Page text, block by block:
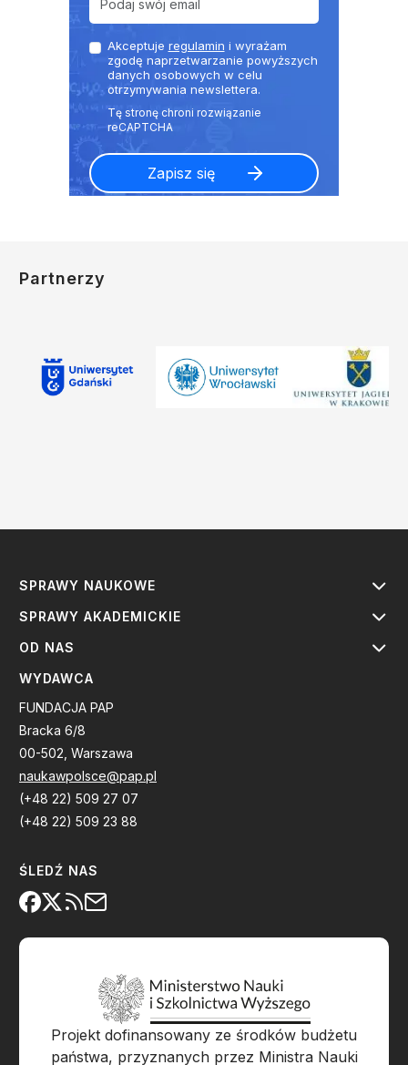
Akceptuje regulamin i wyrażam
zgodę naprzetwarzanie powyższych
danych osobowych w celu
otrzymywania newslettera.
Partnerzy
SPRAWY NAUKOWE
SPRAWY AKADEMICKIE
OD NAS
WYDAWCA
FUNDACJA PAP
Bracka 6/8
00-502, Warszawa
naukawpolsce@pap.pl
(+48 22) 509 27 07
(+48 22) 509 23 88
ŚLEDŹ NAS
Projekt dofinansowany ze środków budżetu
państwa, przyznanych przez Ministra Nauki